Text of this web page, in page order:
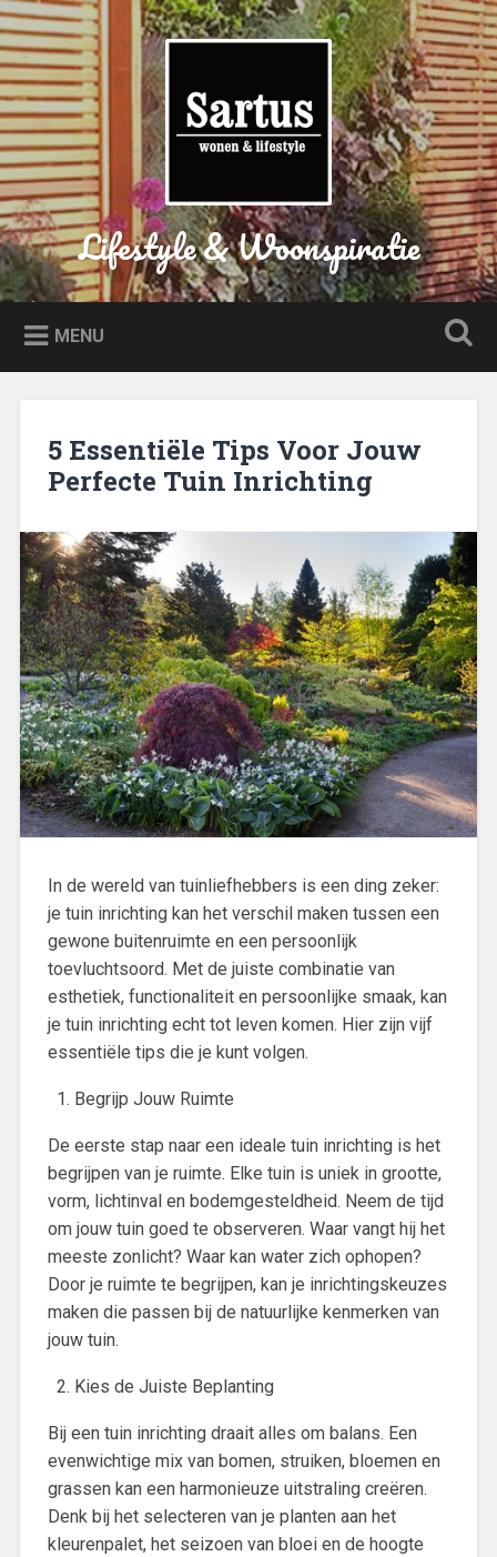
Naar
de
inhoud
springen
Zoeken
Lifestyle & Woonspiratie
MENU
5 Essentiële Tips Voor Jouw
Perfecte Tuin Inrichting
In de wereld van tuinliefhebbers is een ding zeker:
je tuin inrichting kan het verschil maken tussen een
gewone buitenruimte en een persoonlijk
toevluchtsoord. Met de juiste combinatie van
esthetiek, functionaliteit en persoonlijke smaak, kan
je tuin inrichting echt tot leven komen. Hier zijn vijf
essentiële tips die je kunt volgen.
Begrijp Jouw Ruimte
De eerste stap naar een ideale tuin inrichting is het
begrijpen van je ruimte. Elke tuin is uniek in grootte,
vorm, lichtinval en bodemgesteldheid. Neem de tijd
om jouw tuin goed te observeren. Waar vangt hij het
meeste zonlicht? Waar kan water zich ophopen?
Door je ruimte te begrijpen, kan je inrichtingskeuzes
maken die passen bij de natuurlijke kenmerken van
jouw tuin.
Kies de Juiste Beplanting
Bij een tuin inrichting draait alles om balans. Een
evenwichtige mix van bomen, struiken, bloemen en
grassen kan een harmonieuze uitstraling creëren.
Denk bij het selecteren van je planten aan het
kleurenpalet, het seizoen van bloei en de hoogte